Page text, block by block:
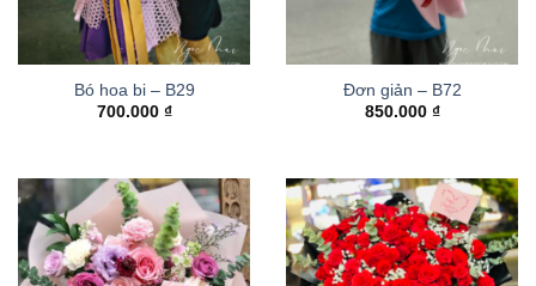
Bó hoa bi – B29
700.000 ₫
Đơn giản – B72
850.000 ₫